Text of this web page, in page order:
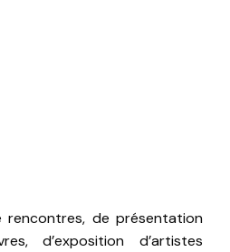
rencontres, de présentation
d’exposition d’artistes